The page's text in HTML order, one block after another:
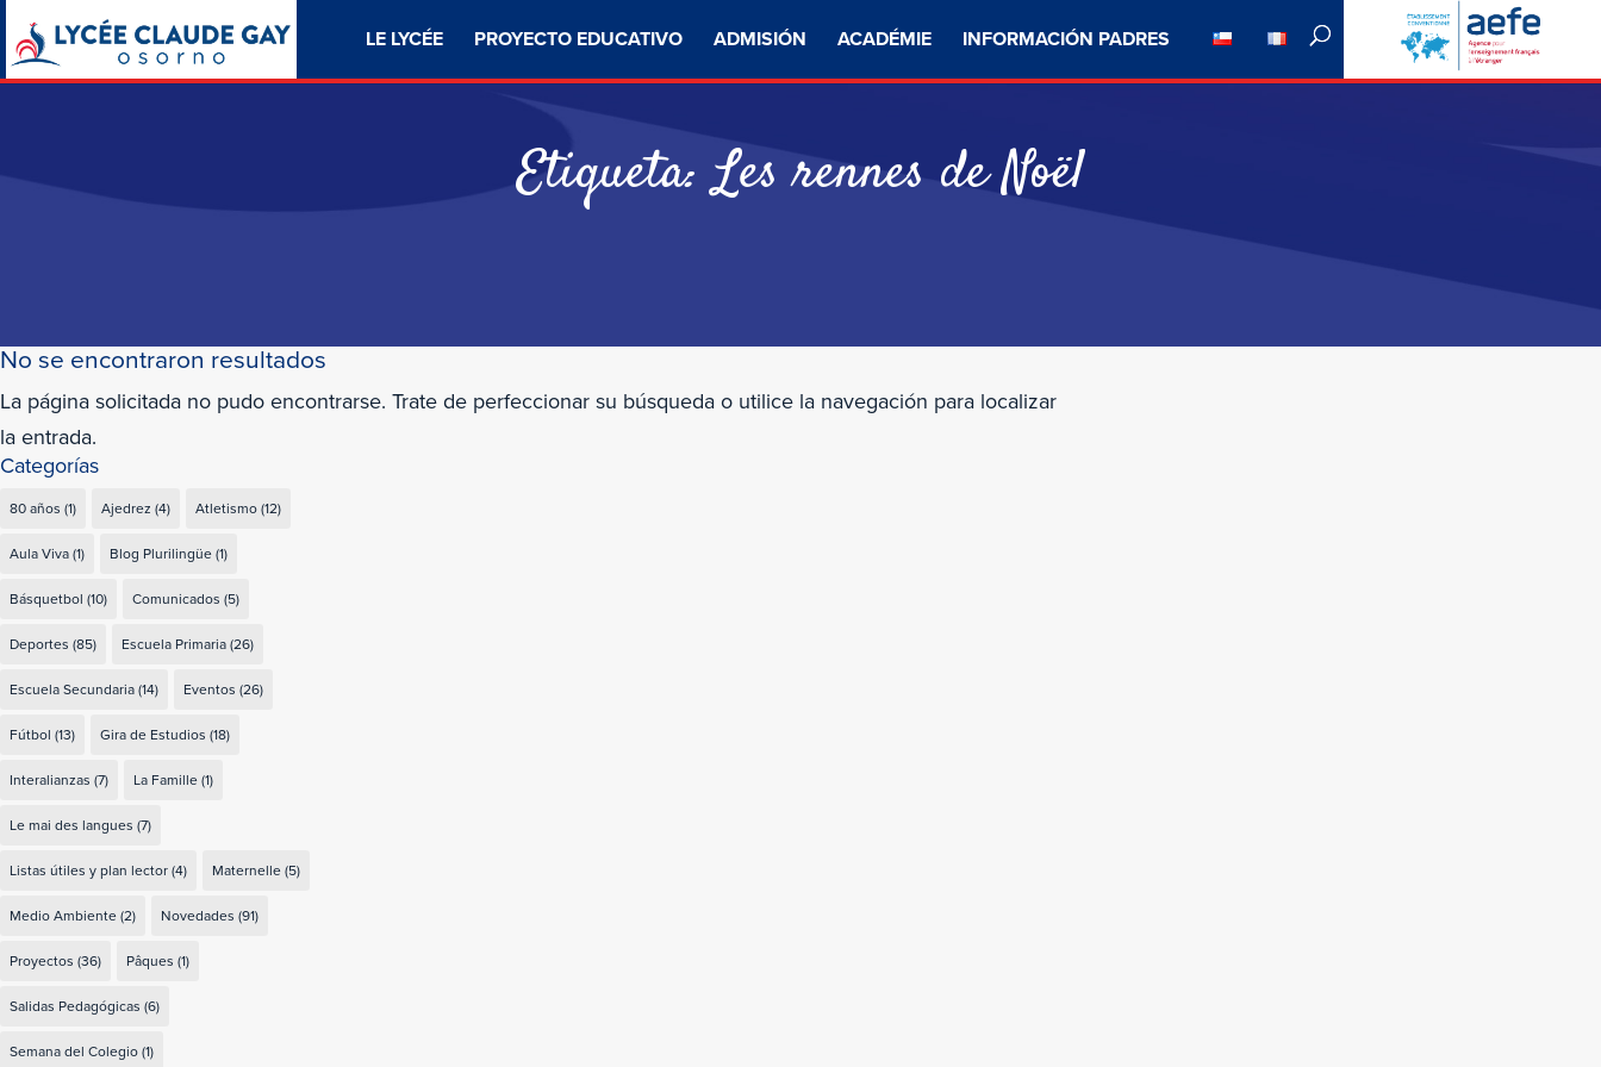
LE LYCÉE PROYECTO EDUCATIVO ADMISIÓN ACADÉMIE INFORMACIÓN PADRES
Etiqueta:Les rennes de Noël
No se encontraron resultados
La página solicitada no pudo encontrarse. Trate de perfeccionar su búsqueda o utilice la navegación para localizar
la entrada.
Categorías
80 años (1) Ajedrez (4) Atletismo(12)
Aula Viva(1) Blog Plurilingüe(1)
Básquetbol (10) Comunicados (5)
Deportes (85) Escuela Primaria(26)
Escuela Secundaria(14) Eventos (26)
Fútbol (13) Gira de Estudios (18)
Interalianzas (7) La Famille(1)
Le mai des langues (7)
Listas útiles y plan lector(4) Maternelle(5)
Medio Ambiente(2) Novedades (91)
Proyectos (36) Pâques (1)
Salidas Pedagógicas (6)
Semana del Colegio(1)